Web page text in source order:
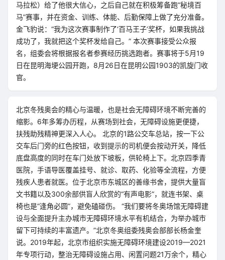
马拉松）给了他很大信心，之后自己就在积极筹备跑“秘境百
马”赛事，并在资金、训练、体能、后勤保障上做了充分准备。
金飞豹说：“我为这次赛事制作了‘百马王子’奖杯，如果我挑战
成功了，我就把这个奖杯发给自己。” 本次赛事接受公众报
名，组委会将根据报名者参赛经历挑选跑者。赛事将于5月19
日在昆明海埂公园开跑，8月26日在昆明公园1903的凯旋门收
官。
北京冬残奥会的精心与温暖，也是社会无障碍环境不断完善的
缩影。6年多筹办历程，从赛场到社会，无障碍设施更便捷，
扶残助残精神更深入人心。 北京的1路公交车总站，按一下公
交车后门旁的红色按钮，收到提示的司机便会按动开关，降低
底盘高度的同时在车门处放下坡板，供轮椅上下。北京四季青
医院，手语导医覆盖挂号、就诊、取药、化验等全流程，方便
残疾人患者就医。位于北京市东城区的善缘书舍，提供大量盲
文书籍以及300余部供盲人欣赏的“有声电影”，就连书架、桌
椅也是“逢角必圆”，避免磕碰伤。 “我们要将冬奥场馆无障碍建
设与全面提升主办城市无障碍环境水平有机结合，为举办城市
留下可持续的丰富遗产。”北京冬奥组委残奥会部部长杨金奎
说。2019年起，北京市组织实施无障碍环境建设2019—2021
年专项行动，整治无障碍设施占用、闲置问题21万余个，精心